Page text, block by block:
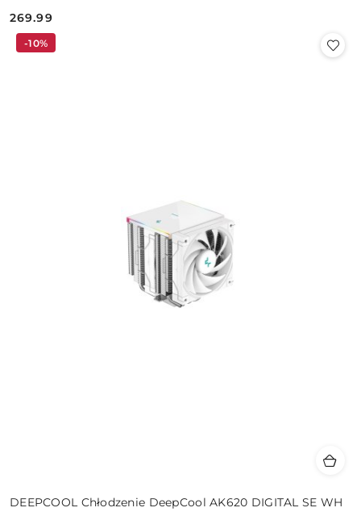
Cena:
269.99
DEEPCOOL Chłodzenie DeepCool AK620 DIGITAL SE WH
-10%